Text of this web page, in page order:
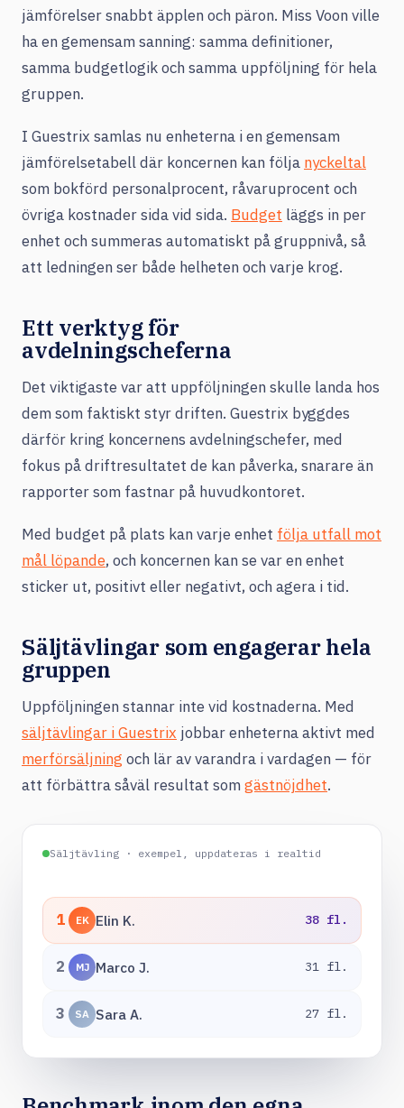
jämförelser snabbt äpplen och päron. Miss Voon ville
ha en gemensam sanning: samma definitioner,
samma budgetlogik och samma uppföljning för hela
gruppen.
I Guestrix samlas nu enheterna i en gemensam
jämförelsetabell där koncernen kan följa nyckeltal
som bokförd personalprocent, råvaruprocent och
övriga kostnader sida vid sida. Budget läggs in per
enhet och summeras automatiskt på gruppnivå, så
att ledningen ser både helheten och varje krog.
Ett verktyg för
avdelningscheferna
Det viktigaste var att uppföljningen skulle landa hos
dem som faktiskt styr driften. Guestrix byggdes
därför kring koncernens avdelningschefer, med
fokus på driftresultatet de kan påverka, snarare än
rapporter som fastnar på huvudkontoret.
Med budget på plats kan varje enhet följa utfall mot
mål löpande, och koncernen kan se var en enhet
sticker ut, positivt eller negativt, och agera i tid.
Säljtävlingar som engagerar hela
gruppen
Uppföljningen stannar inte vid kostnaderna. Med
säljtävlingar i Guestrix jobbar enheterna aktivt med
merförsäljning och lär av varandra i vardagen — för
att förbättra såväl resultat somgästnöjdhet.
Säljtävling · exempel, uppdateras i realtid
1 EK Elin K. 38 fl.
2 MJ Marco J. 31 fl.
3 SA Sara A. 27 fl.